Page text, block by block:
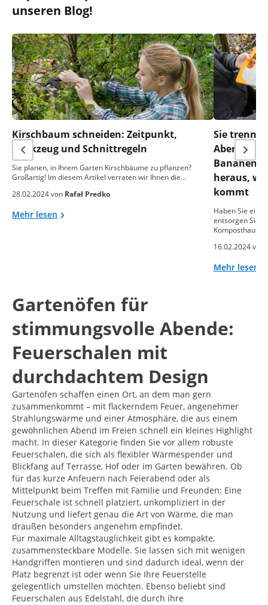
unseren Blog!
Kirschbaum schneiden: Zeitpunkt,
Werkzeug und Schnittregeln
Sie planen, in Ihrem Garten Kirschbäume zu pflanzen?
Großartig! Im diesem Artikel verraten wir Ihnen die…
28.02.2024 von Rafał Predko
Mehr lesen
Sie
Aber was
heraus,
kommt
Haben Sie
entsorgen Sie
16.02.2024 von
Mehr lesen
Gartenöfen für
stimmungsvolle Abende:
Feuerschalen mit
durchdachtem Design
Gartenöfen schaffen einen Ort, an dem man gern
zusammenkommt – mit flackerndem Feuer, angenehmer
Strahlungswärme und einer Atmosphäre, die aus einem
gewöhnlichen Abend im Freien schnell ein kleines Highlight
macht. In dieser Kategorie finden Sie vor allem robuste
Feuerschalen, die sich als flexibler Wärmespender und
Blickfang auf Terrasse, Hof oder im Garten bewähren. Ob
für das kurze Anfeuern nach Feierabend oder als
Mittelpunkt beim Treffen mit Familie und Freunden: Eine
Feuerschale ist schnell platziert, unkompliziert in der
Nutzung und liefert genau die Art von Wärme, die man
draußen besonders angenehm empfindet.
Für maximale Alltagstauglichkeit gibt es kompakte,
zusammensteckbare Modelle. Sie lassen sich mit wenigen
Handgriffen montieren und sind dadurch ideal, wenn der
Platz begrenzt ist oder wenn Sie Ihre Feuerstelle
gelegentlich umstellen möchten. Ebenso beliebt sind
Feuerschalen aus Edelstahl, die durch ihre